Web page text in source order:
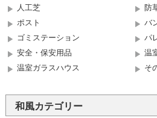
人工芝
防
ポスト
バ
ゴミステーション
パ
安全・保安用品
温
温室ガラスハウス
そ
和風カテゴリー